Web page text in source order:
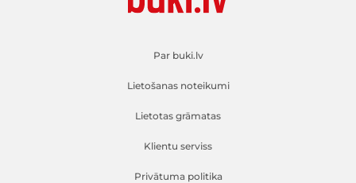
Par buki.lv
Lietošanas noteikumi
Lietotas grāmatas
Klientu serviss
Privātuma politika